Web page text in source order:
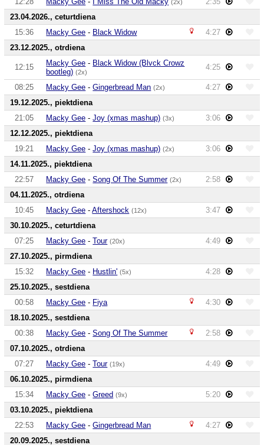
(2x)
23.04.2026., ceturtdiena
15:36
Macky Gee - Black Widow
4:27
23.12.2025., otrdiena
12:15 Macky Gee - Black Widow (Blvck Crowz
bootleg) (2x)
4:25
08:25 Macky Gee -Gingerbread Man (2x)
4:27
19.12.2025., piektdiena
21:05
Macky Gee -Joy (xmas mashup) (3x)
3:06
12.12.2025., piektdiena
19:21
Macky Gee -Joy (xmas mashup) (2x)
3:06
14.11.2025., piektdiena
22:57
Macky Gee -Song Of The Summer (2x)
2:58
04.11.2025., otrdiena
10:45
Macky Gee -Aftershock (12x)
3:47
30.10.2025., ceturtdiena
07:25
Macky Gee -Tour (20x)
4:49
27.10.2025., pirmdiena
15:32
Macky Gee - Hustlin' (5x)
4:28
25.10.2025., sestdiena
00:58
Macky Gee - Fiya
4:30
18.10.2025., sestdiena
00:38
Macky Gee -Song Of The Summer
2:58
07.10.2025., otrdiena
07:27
Macky Gee -Tour (19x)
4:49
06.10.2025., pirmdiena
15:34
Macky Gee -Greed (9x)
5:20
03.10.2025., piektdiena
22:53
Macky Gee -Gingerbread Man
4:27
20.09.2025., sestdiena